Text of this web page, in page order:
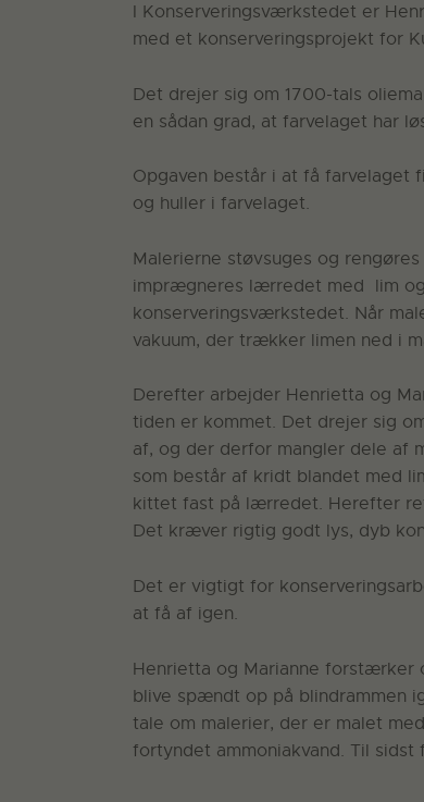
I Konserveringsværkstedet er
med et konserveringsprojekt for
Det drejer sig om 1700-tals
en sådan grad, at farvelaget har
Opgaven består i at få farvelaget
og huller i farvelaget.
Malerierne støvsuges og
imprægneres lærredet med lim
konserveringsværkstedet. Når
vakuum, der trækker limen ned i
Derefter arbejder Henrietta og
tiden er kommet. Det drejer sig
af, og der derfor mangler dele af
som består af kridt blandet med
kittet fast på lærredet. Herefter
Det kræver rigtig godt lys, dyb
Det er vigtigt for
at få af igen.
Henrietta og Marianne forstærker
blive spændt op på blindrammen
tale om malerier, der er malet
fortyndet ammoniakvand. Til